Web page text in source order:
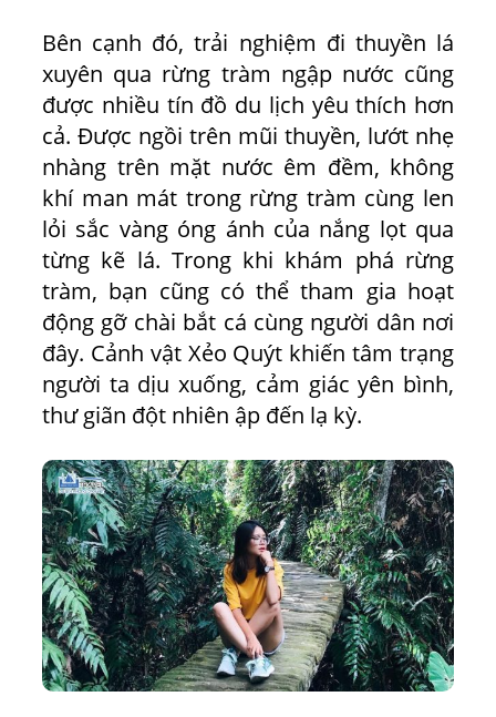
Bên cạnh đó, trải nghiệm đi thuyền lá
xuyên qua rừng tràm ngập nước cũng
được nhiều tín đồ du lịch yêu thích hơn
cả. Được ngồi trên mũi thuyền, lướt nhẹ
nhàng trên mặt nước êm đềm, không
khí man mát trong rừng tràm cùng len
lỏi sắc vàng óng ánh của nắng lọt qua
từng kẽ lá. Trong khi khám phá rừng
tràm, bạn cũng có thể tham gia hoạt
động gỡ chài bắt cá cùng người dân nơi
đây. Cảnh vật Xẻo Quýt khiến tâm trạng
người ta dịu xuống, cảm giác yên bình,
thư giãn đột nhiên ập đến lạ kỳ.